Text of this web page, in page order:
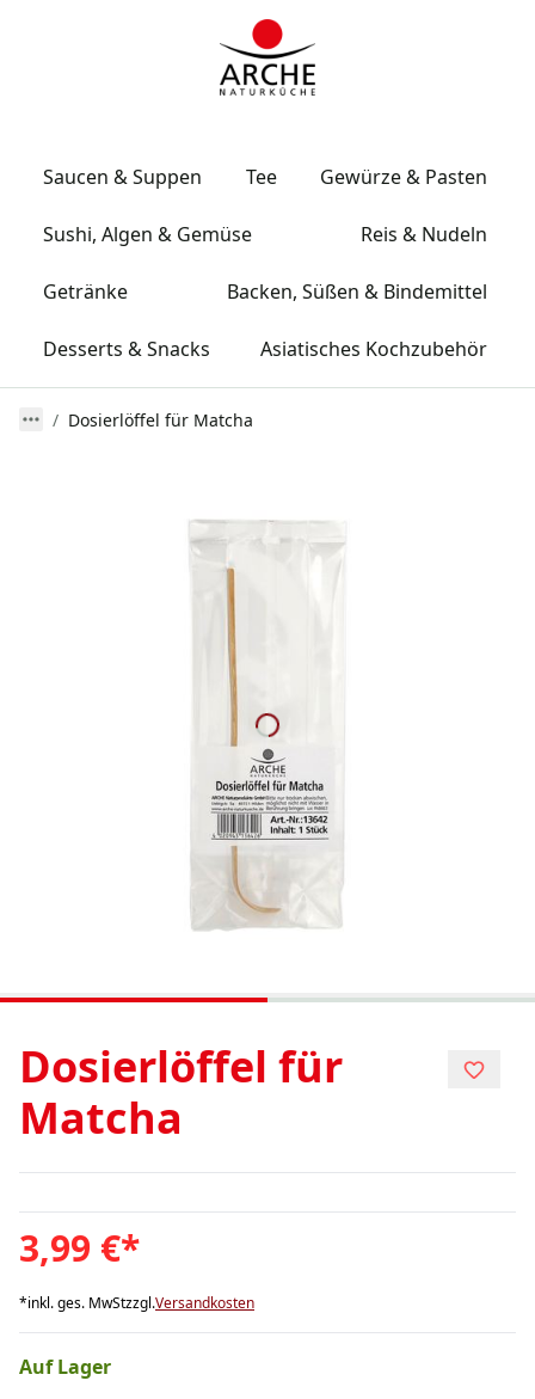
Saucen & Suppen Tee Gewürze & Pasten
Sushi, Algen & Gemüse Reis & Nudeln
Getränke Backen, Süßen & Bindemittel
Desserts & Snacks Asiatisches Kochzubehör
Dosierlöffel für Matcha
Dosierlöffel für
Matcha
3,99 €*
*inkl. ges. MwStzzgl.Versandkosten
Auf Lager